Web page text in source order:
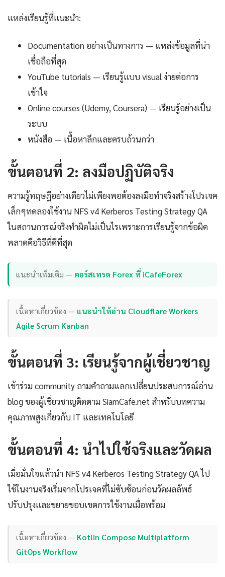
แหล่งเรียนรู้ที่แนะนำ:
Documentation อย่างเป็นทางการ — แหล่งข้อมูลที่น่า
เชื่อถือที่สุด
YouTube tutorials — เรียนรู้แบบ visual ง่ายต่อการ
เข้าใจ
Online courses (Udemy, Coursera) — เรียนรู้อย่างเป็น
ระบบ
หนังสือ — เนื้อหาลึกและครบถ้วนกว่า
ขั้นตอนที่ 2: ลงมือปฏิบัติจริง
ความรู้ทฤษฎีอย่างเดียวไม่เพียงพอต้องลงมือทำจริงสร้างโปรเจค
เล็กๆทดลองใช้งาน NFS v4 Kerberos Testing Strategy QA
ในสถานการณ์จริงทำผิดไม่เป็นไรเพราะการเรียนรู้จากข้อผิด
พลาดคือวิธีที่ดีที่สุด
แนะนำเพิ่มเติม — คอร์สเทรด Forex ที่ iCafeForex
เนื้อหาเกี่ยวข้อง — แนะนำให้อ่าน Cloudflare Workers
Agile Scrum Kanban
ขั้นตอนที่ 3: เรียนรู้จากผู้เชี่ยวชาญ
เข้าร่วม community ถามคำถามแลกเปลี่ยนประสบการณ์อ่าน
blog ของผู้เชี่ยวชาญติดตาม SiamCafe.net สำหรับบทความ
คุณภาพสูงเกี่ยวกับ IT และเทคโนโลยี
ขั้นตอนที่ 4: นำไปใช้จริงและวัดผล
เมื่อมั่นใจแล้วนำ NFS v4 Kerberos Testing Strategy QA ไป
ใช้ในงานจริงเริ่มจากโปรเจคที่ไม่ซับซ้อนก่อนวัดผลลัพธ์
ปรับปรุงและขยายขอบเขตการใช้งานเมื่อพร้อม
เนื้อหาเกี่ยวข้อง — Kotlin Compose Multiplatform
GitOps Workflow